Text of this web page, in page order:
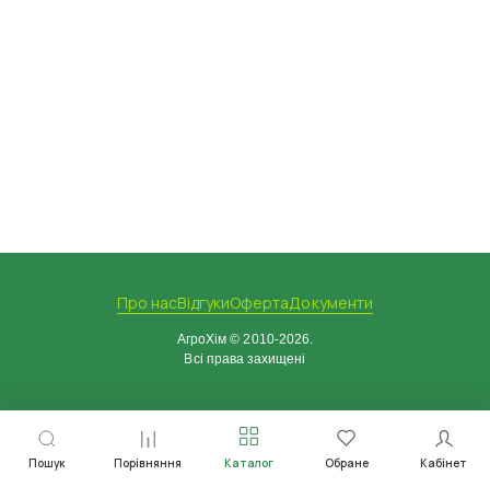
Пошук Порівняння Каталог Обране Кабінет
Про насВідгукиОфертаДокументи
АгроХім © 2010-2026.
Всі права захищені